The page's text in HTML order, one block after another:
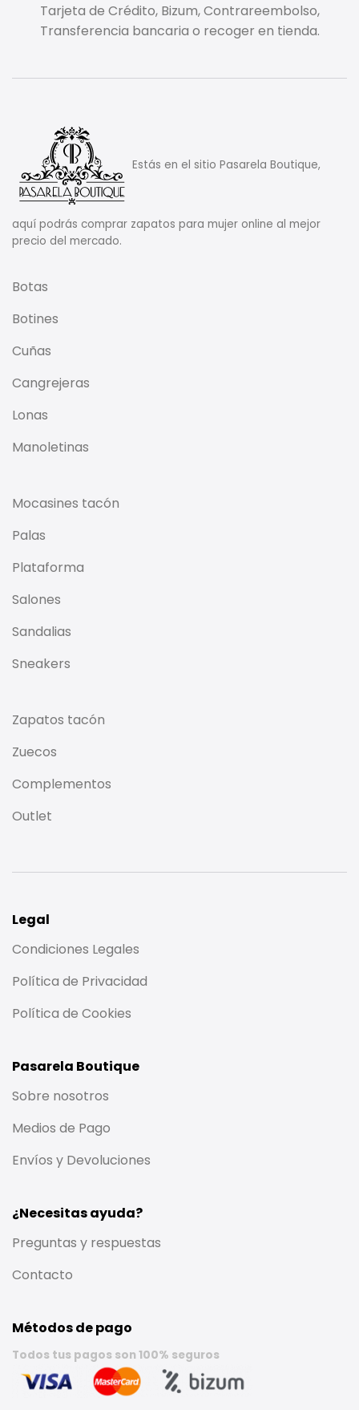
Tarjeta de Crédito, Bizum, Contrareembolso,
Transferencia bancaria o recoger en tienda.
Estás en el sitio Pasarela Boutique,
aquí podrás comprar zapatos para mujer online al mejor
precio del mercado.
Botas
Botines
Cuñas
Cangrejeras
Lonas
Manoletinas
Mocasines tacón
Palas
Plataforma
Salones
Sandalias
Sneakers
Zapatos tacón
Zuecos
Complementos
Outlet
Legal
Condiciones Legales
Política de Privacidad
Política de Cookies
Pasarela Boutique
Sobre nosotros
Medios de Pago
Envíos y Devoluciones
¿Necesitas ayuda?
Preguntas y respuestas
Contacto
Métodos de pago
Todos tus pagos son 100% seguros